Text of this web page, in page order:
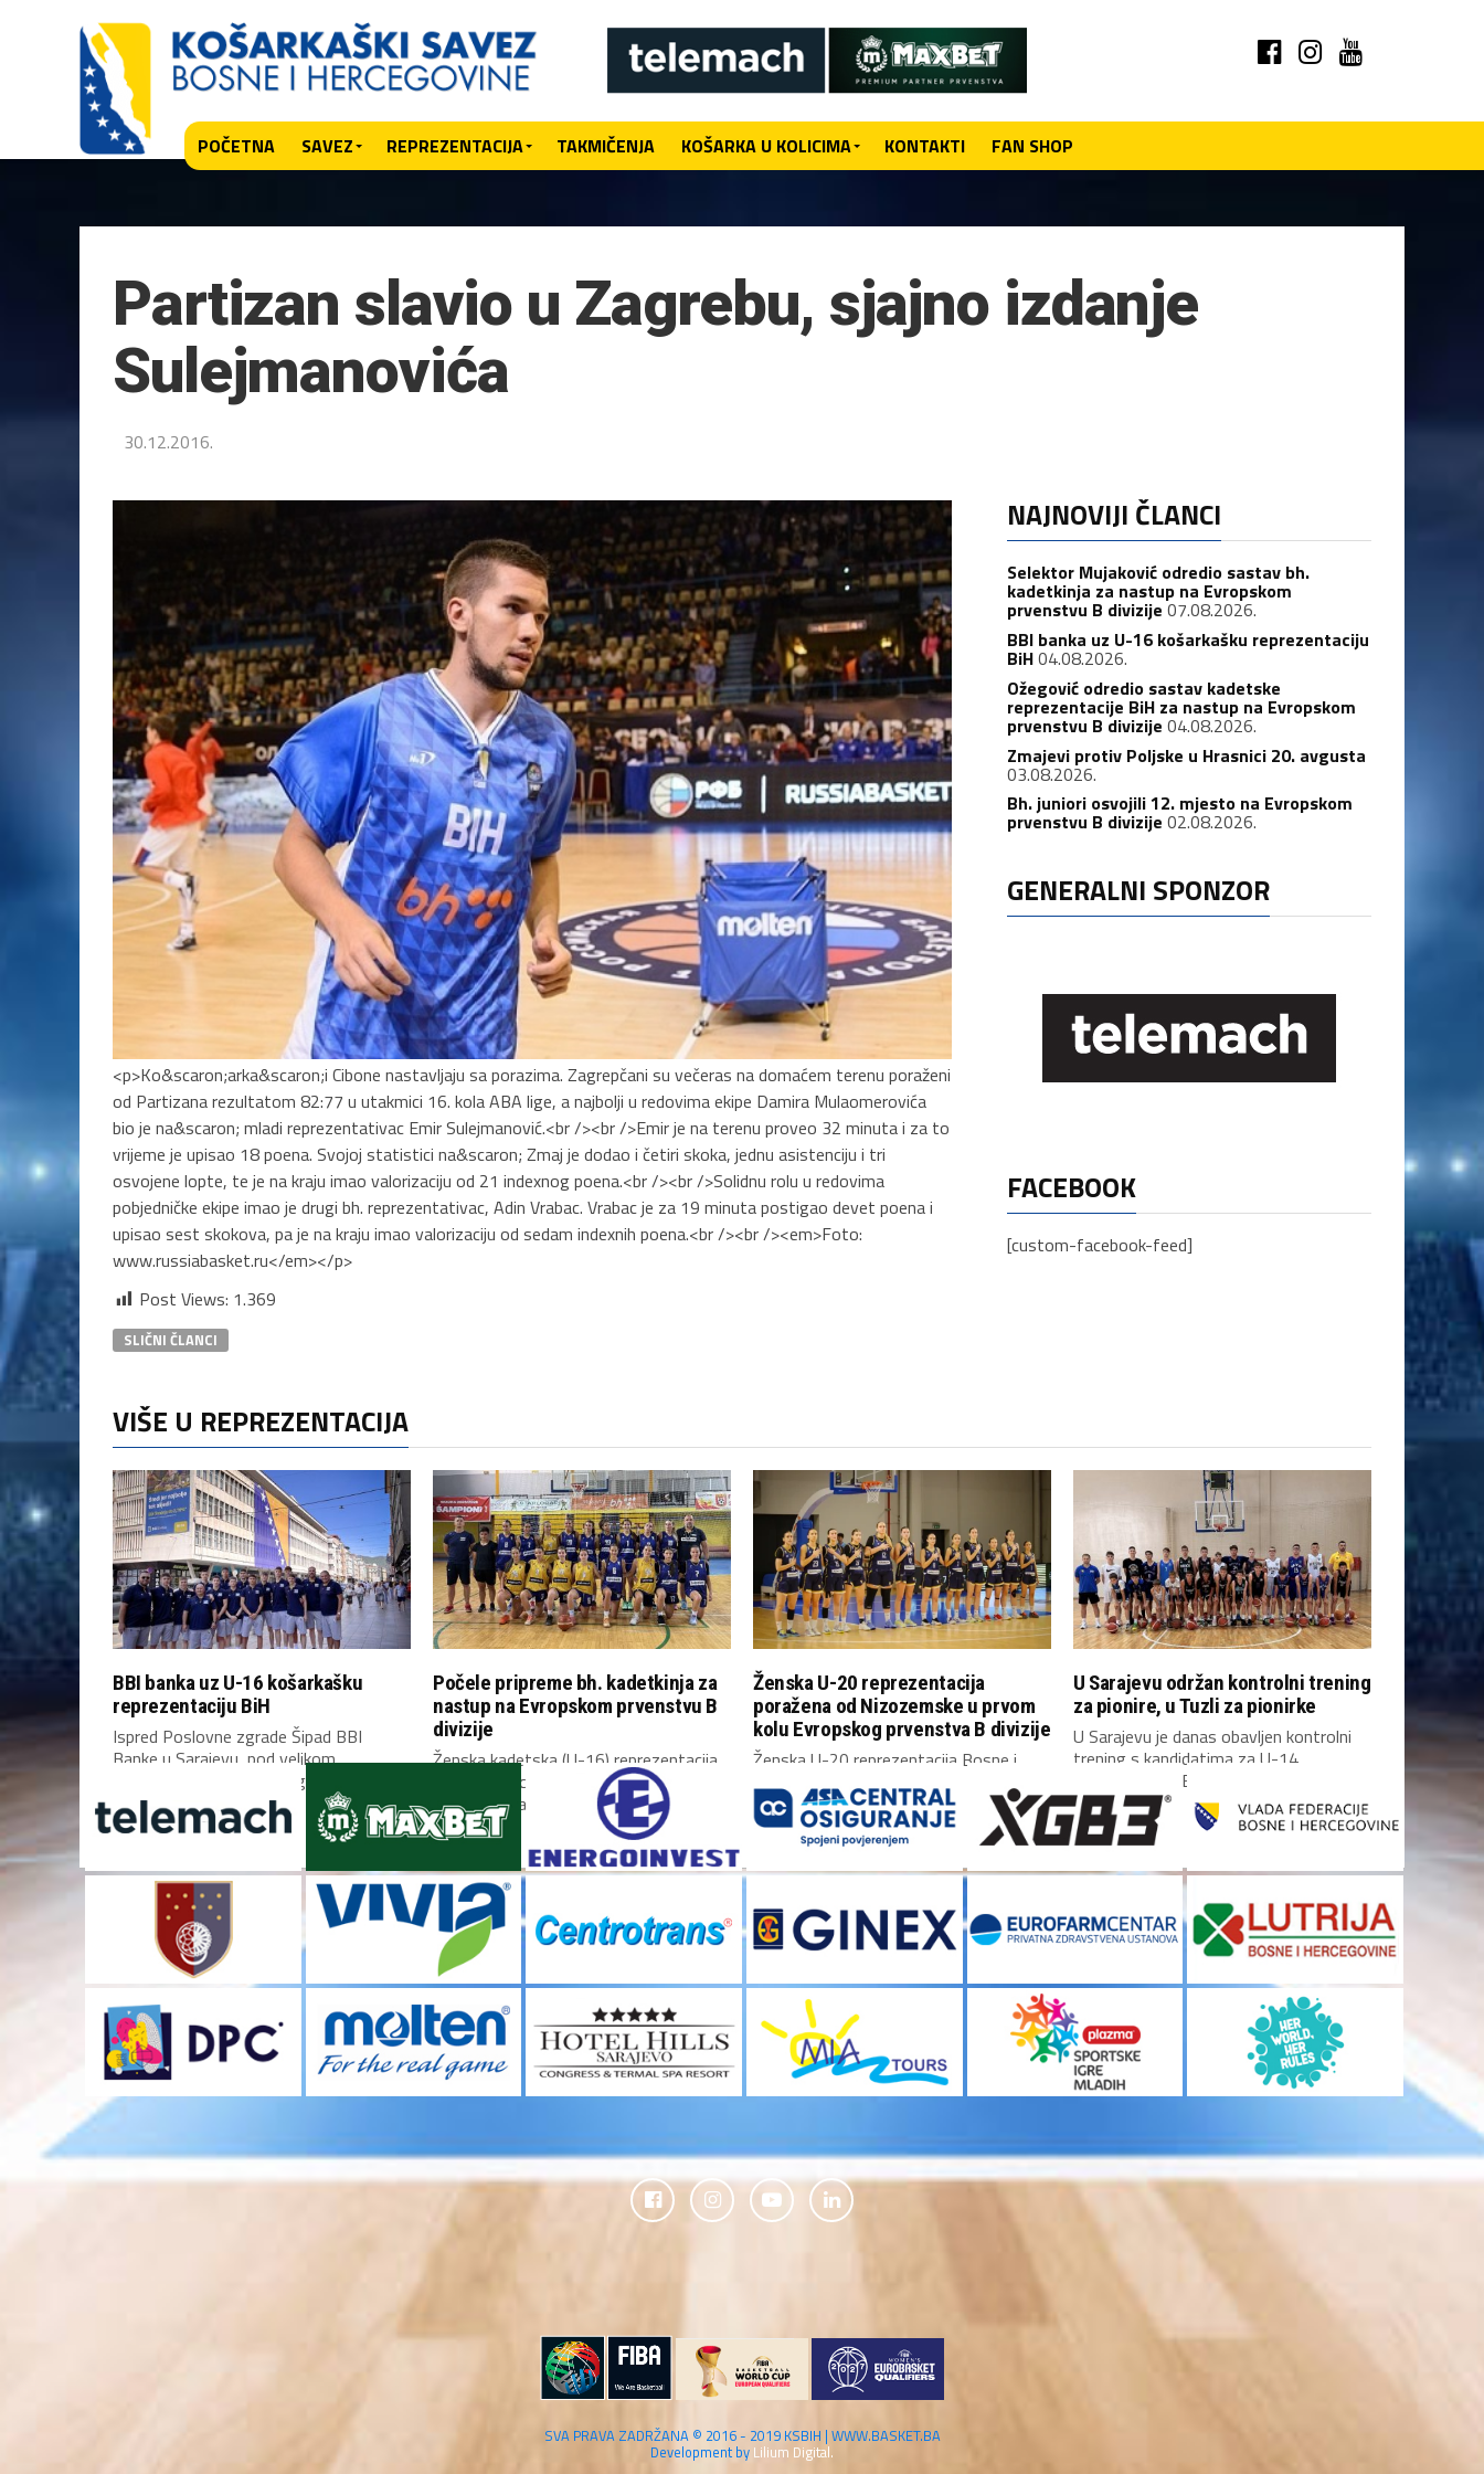
POČETNA SAVEZ REPREZENTACIJA TAKMIČENJA KOŠARKA U KOLICIMA KONTAKTI FAN SHOP
Partizan slavio u Zagrebu, sjajno izdanje
Sulejmanovića
30.12.2016.
<p>Ko&scaron;arka&scaron;i Cibone nastavljaju sa porazima. Zagrepčani su večeras na domaćem terenu poraženi
od Partizana rezultatom 82:77 u utakmici 16. kola ABA lige, a najbolji u redovima ekipe Damira Mulaomerovića
bio je na&scaron; mladi reprezentativac Emir Sulejmanović.<br /><br />Emir je na terenu proveo 32 minuta i za to
vrijeme je upisao 18 poena. Svojoj statistici na&scaron; Zmaj je dodao i četiri skoka, jednu asistenciju i tri
osvojene lopte, te je na kraju imao valorizaciju od 21 indexnog poena.<br /><br />Solidnu rolu u redovima
pobjedničke ekipe imao je drugi bh. reprezentativac, Adin Vrabac. Vrabac je za 19 minuta postigao devet poena i
upisao sest skokova, pa je na kraju imao valorizaciju od sedam indexnih poena.<br /><br /><em>Foto:
www.russiabasket.ru</em></p>
Post Views: 1.369
SLIČNI ČLANCI
NAJNOVIJI ČLANCI
Selektor Mujaković odredio sastav bh.
kadetkinja za nastup na Evropskom
prvenstvu B divizije 07.08.2026.
BBI banka uz U-16 košarkašku reprezentaciju
BiH04.08.2026.
Ožegović odredio sastav kadetske
reprezentacije BiH za nastup na Evropskom
prvenstvu B divizije 04.08.2026.
Zmajevi protiv Poljske u Hrasnici 20. avgusta
03.08.2026.
Bh. juniori osvojili 12. mjesto na Evropskom
prvenstvu B divizije 02.08.2026.
GENERALNI SPONZOR
FACEBOOK
[custom-facebook-feed]
VIŠE U REPREZENTACIJA
BBI banka uz U-16 košarkašku
reprezentaciju BiH
Ispred Poslovne zgrade Šipad BBI
Banke u Sarajevu, pod velikom
zastavom Bosne i Hercegovine,...
Počele pripreme bh. kadetkinja za
nastup na Evropskom prvenstvu B
divizije
Ženska kadetska (U-16) reprezentacija
Bosne i Hercegovine okupila se danas u
Mostaru i započela...
Ženska U-20 reprezentacija
poražena od Nizozemske u prvom
kolu Evropskog prvenstva B divizije
Ženska U-20 reprezentacija Bosne i
Hercegovine upisala je poraz u prvom
kolu Evropskog prvenstva...
U Sarajevu održan kontrolni trening
za pionire, u Tuzli za pionirke
U Sarajevu je danas obavljen kontrolni
trening s kandidatima za U-14
reprezentaciju Bosne i...
SVA PRAVA ZADRŽANA © 2016 - 2019 KSBIH | WWW.BASKET.BA
Development by Lilium Digital.